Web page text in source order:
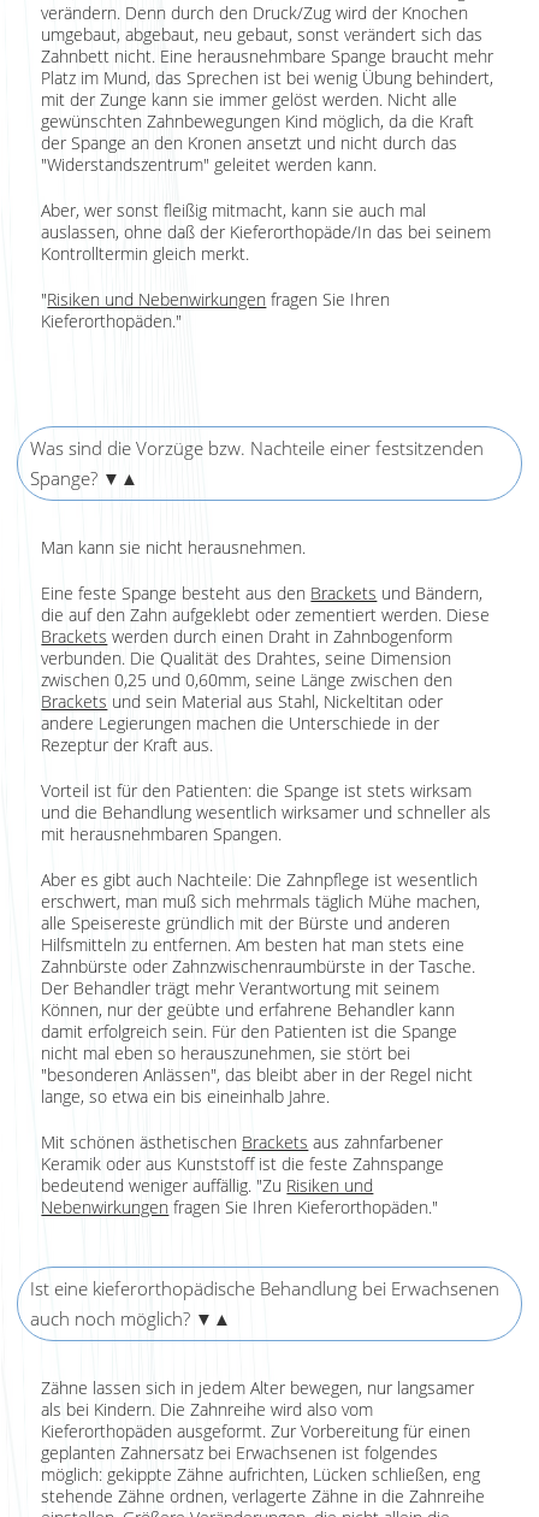
verändern. Denn durch den Druck/Zug wird der Knochen
umgebaut, abgebaut, neu gebaut, sonst verändert sich das
Zahnbett nicht. Eine herausnehmbare Spange braucht mehr
Platz im Mund, das Sprechen ist bei wenig Übung behindert,
mit der Zunge kann sie immer gelöst werden. Nicht alle
gewünschten Zahnbewegungen Kind möglich, da die Kraft
der Spange an den Kronen ansetzt und nicht durch das
"Widerstandszentrum" geleitet werden kann.
Aber, wer sonst fleißig mitmacht, kann sie auch mal
auslassen, ohne daß der Kieferorthopäde/In das bei seinem
Kontrolltermin gleich merkt.
"Risiken und Nebenwirkungen fragen Sie Ihren
Kieferorthopäden."
Was sind die Vorzüge bzw. Nachteile einer festsitzenden
Spange? ▼▲
Man kann sie nicht herausnehmen.
Eine feste Spange besteht aus den Brackets und Bändern,
die auf den Zahn aufgeklebt oder zementiert werden. Diese
Brackets werden durch einen Draht in Zahnbogenform
verbunden. Die Qualität des Drahtes, seine Dimension
zwischen 0,25 und 0,60mm, seine Länge zwischen den
Brackets und sein Material aus Stahl, Nickeltitan oder
andere Legierungen machen die Unterschiede in der
Rezeptur der Kraft aus.
Vorteil ist für den Patienten: die Spange ist stets wirksam
und die Behandlung wesentlich wirksamer und schneller als
mit herausnehmbaren Spangen.
Aber es gibt auch Nachteile: Die Zahnpflege ist wesentlich
erschwert, man muß sich mehrmals täglich Mühe machen,
alle Speisereste gründlich mit der Bürste und anderen
Hilfsmitteln zu entfernen. Am besten hat man stets eine
Zahnbürste oder Zahnzwischenraumbürste in der Tasche.
Der Behandler trägt mehr Verantwortung mit seinem
Können, nur der geübte und erfahrene Behandler kann
damit erfolgreich sein. Für den Patienten ist die Spange
nicht mal eben so herauszunehmen, sie stört bei
"besonderen Anlässen", das bleibt aber in der Regel nicht
lange, so etwa ein bis eineinhalb Jahre.
Mit schönen ästhetischen Brackets aus zahnfarbener
Keramik oder aus Kunststoff ist die feste Zahnspange
bedeutend weniger auffällig. "Zu Risiken und
Nebenwirkungen fragen Sie Ihren Kieferorthopäden."
Ist eine kieferorthopädische Behandlung bei Erwachsenen
auch noch möglich? ▼▲
Zähne lassen sich in jedem Alter bewegen, nur langsamer
als bei Kindern. Die Zahnreihe wird also vom
Kieferorthopäden ausgeformt. Zur Vorbereitung für einen
geplanten Zahnersatz bei Erwachsenen ist folgendes
möglich: gekippte Zähne aufrichten, Lücken schließen, eng
stehende Zähne ordnen, verlagerte Zähne in die Zahnreihe